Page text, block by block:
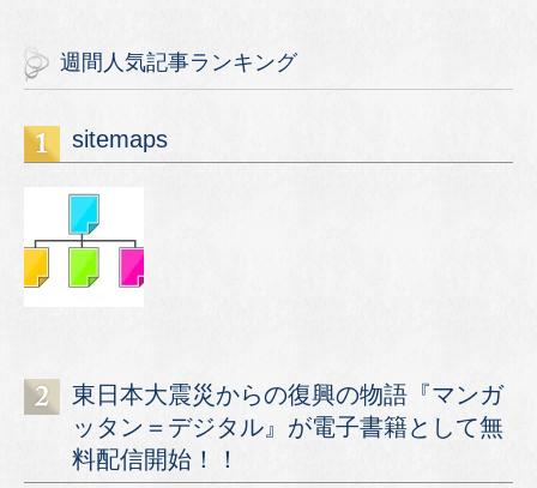
週間人気記事ランキング
sitemaps
東日本大震災からの復興の物語『マンガ
ッタン＝デジタル』が電子書籍として無
料配信開始！！